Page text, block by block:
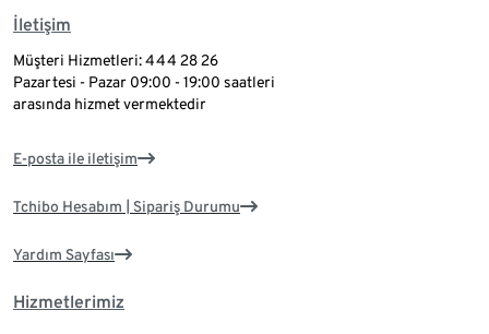
İletişim
Müşteri Hizmetleri: 444 28 26
Pazartesi - Pazar 09:00 - 19:00 saatleri
arasında hizmet vermektedir
E-posta ile iletişim
Tchibo Hesabım | Sipariş Durumu
Yardım Sayfası
Hizmetlerimiz